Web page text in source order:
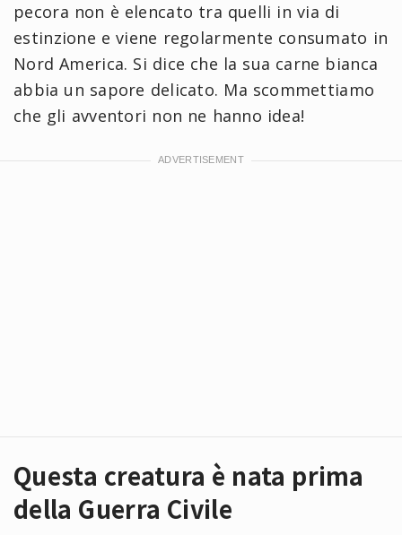
pecora non è elencato tra quelli in via di
estinzione e viene regolarmente consumato in
Nord America. Si dice che la sua carne bianca
abbia un sapore delicato. Ma scommettiamo
che gli avventori non ne hanno idea!
Questa creatura è nata prima
della Guerra Civile